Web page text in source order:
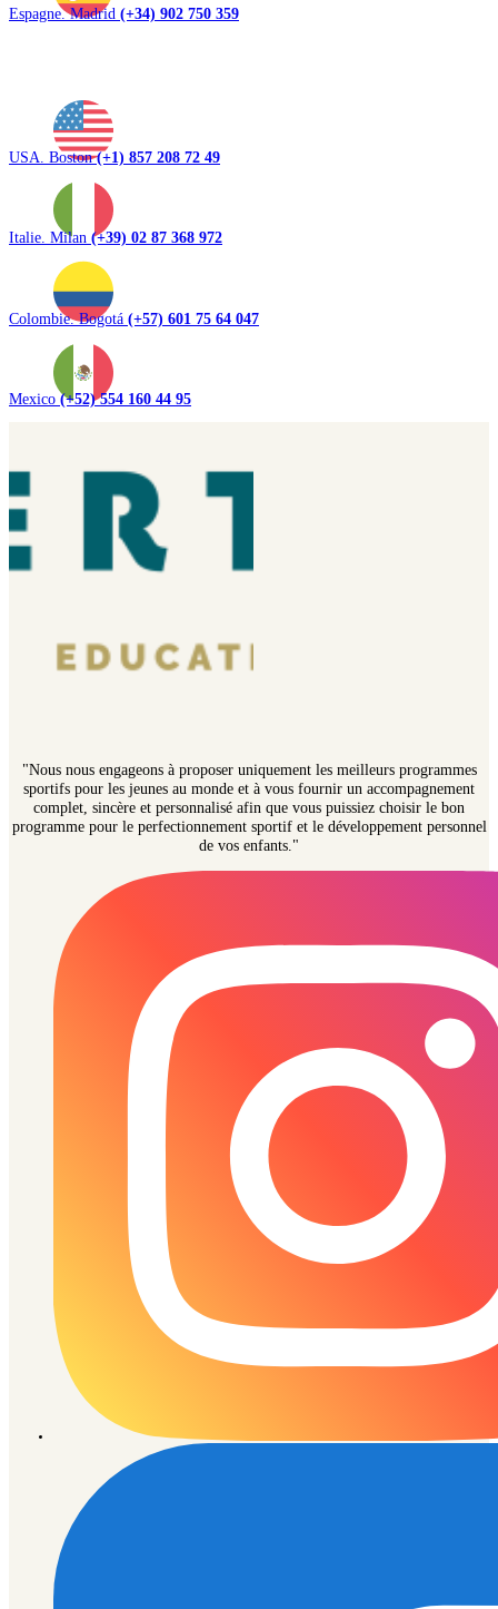
Espagne. Madrid (+34) 902 750 359
USA. Boston(+1) 857 208 72 49
Italie. Milan (+39) 02 87 368 972
Colombie. Bogotá (+57) 601 75 64 047
Mexico (+52) 554 160 44 95
"Nous nous engageons à proposer uniquement les meilleurs programmes
sportifs pour les jeunes au monde et à vous fournir un accompagnement
complet, sincère et personnalisé afin que vous puissiez choisir le bon
programme pour le perfectionnement sportif et le développement personnel
de vos enfants."